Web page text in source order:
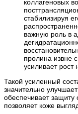
коллагеновых
стабилизируя
важную роль в
пролина извне
усиливает рост
Такой усиленный
значительно
обеспечивает защиту
позволяет коже